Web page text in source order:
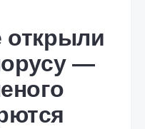
открыли
—